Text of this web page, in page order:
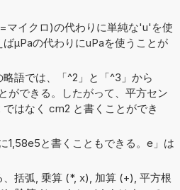
マイクロ)の代わりに単純な'u'を使
µPaの代わりにuPaを使うことが
語では、「^2」と「^3」から
ができる。したがって、平方セン
はなく cm2 と書くことができ
1,58e5と書くこともできる。e」は
括弧, 乗算 (*, x), 加算 (+), 平方根